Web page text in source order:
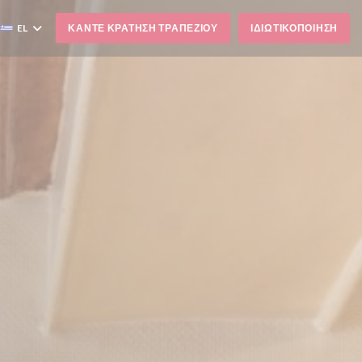
EL ΚΆΝΤΕ ΚΡΆΤΗΣΗ ΤΡΑΠΕΖΙΟΎ ΙΔΙΩΤΙΚΟΠΟΊΗΣΗ